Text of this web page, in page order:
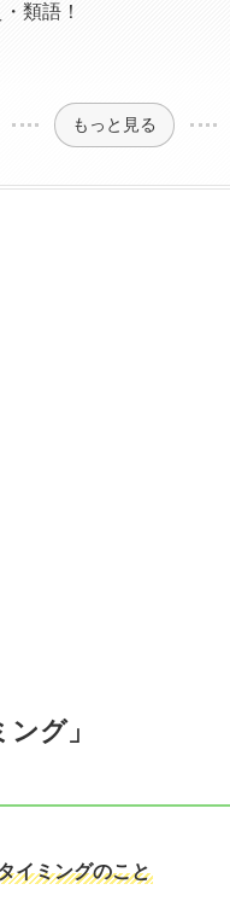
類語！
もっと見る
グ」
イミングのこと